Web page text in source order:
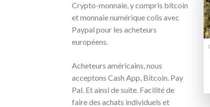
Crypto-monnaie, y compris bitcoin
et monnaie numérique colis avec
Paypal pour les acheteurs
européens.
Acheteurs américains, nous
acceptons Cash App, Bitcoin. Pay
Pal. Et ainsi de suite. Facilité de
faire des achats individuels et